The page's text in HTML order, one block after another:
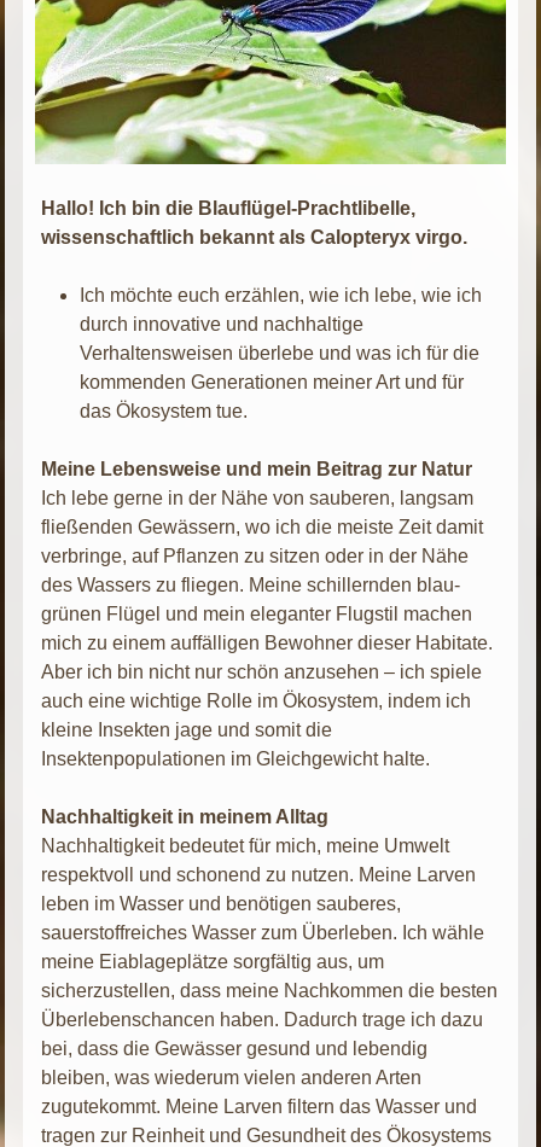
Hallo! Ich bin die Blauflügel-Prachtlibelle,
wissenschaftlich bekannt als Calopteryx virgo.
Ich möchte euch erzählen, wie ich lebe, wie ich
durch innovative und nachhaltige
Verhaltensweisen überlebe und was ich für die
kommenden Generationen meiner Art und für
das Ökosystem tue.
Meine Lebensweise und mein Beitrag zur Natur
Ich lebe gerne in der Nähe von sauberen, langsam
fließenden Gewässern, wo ich die meiste Zeit damit
verbringe, auf Pflanzen zu sitzen oder in der Nähe
des Wassers zu fliegen. Meine schillernden blau-
grünen Flügel und mein eleganter Flugstil machen
mich zu einem auffälligen Bewohner dieser Habitate.
Aber ich bin nicht nur schön anzusehen – ich spiele
auch eine wichtige Rolle im Ökosystem, indem ich
kleine Insekten jage und somit die
Insektenpopulationen im Gleichgewicht halte.
Nachhaltigkeit in meinem Alltag
Nachhaltigkeit bedeutet für mich, meine Umwelt
respektvoll und schonend zu nutzen. Meine Larven
leben im Wasser und benötigen sauberes,
sauerstoffreiches Wasser zum Überleben. Ich wähle
meine Eiablageplätze sorgfältig aus, um
sicherzustellen, dass meine Nachkommen die besten
Überlebenschancen haben. Dadurch trage ich dazu
bei, dass die Gewässer gesund und lebendig
bleiben, was wiederum vielen anderen Arten
zugutekommt. Meine Larven filtern das Wasser und
tragen zur Reinheit und Gesundheit des Ökosystems